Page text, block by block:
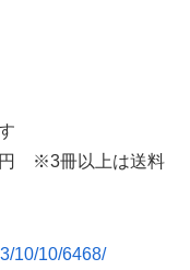
円 ※3冊以上は送料
10/10/6468/